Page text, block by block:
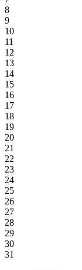
8
9
10
11
12
13
14
15
16
17
18
19
20
21
22
23
24
25
26
27
28
29
30
31